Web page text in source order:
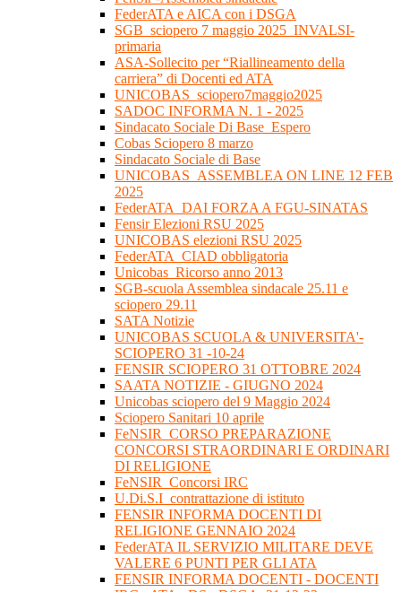
FederATA e AICA con i DSGA
SGB_sciopero 7 maggio 2025_INVALSI-
primaria
ASA-Sollecito per “Riallineamento della
carriera” di Docenti ed ATA
UNICOBAS_sciopero7maggio2025
SADOC INFORMA N. 1 - 2025
Sindacato Sociale Di Base_Espero
Cobas Sciopero 8 marzo
Sindacato Sociale di Base
UNICOBAS_ASSEMBLEA ON LINE 12 FEB
2025
FederATA_DAI FORZA A FGU-SINATAS
Fensir Elezioni RSU 2025
UNICOBAS elezioni RSU 2025
FederATA_CIAD obbligatoria
Unicobas_Ricorso anno 2013
SGB-scuola Assemblea sindacale 25.11 e
sciopero 29.11
SATA Notizie
UNICOBAS SCUOLA & UNIVERSITA'-
SCIOPERO 31 -10-24
FENSIR SCIOPERO 31 OTTOBRE 2024
SAATA NOTIZIE - GIUGNO 2024
Unicobas sciopero del 9 Maggio 2024
Sciopero Sanitari 10 aprile
FeNSIR_CORSO PREPARAZIONE
CONCORSI STRAORDINARI E ORDINARI
DI RELIGIONE
FeNSIR_Concorsi IRC
U.Di.S.I_contrattazione di istituto
FENSIR INFORMA DOCENTI DI
RELIGIONE GENNAIO 2024
FederATA IL SERVIZIO MILITARE DEVE
VALERE 6 PUNTI PER GLI ATA
FENSIR INFORMA DOCENTI - DOCENTI